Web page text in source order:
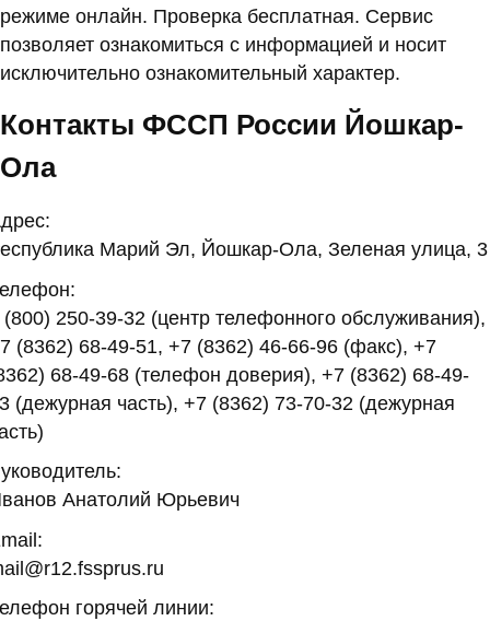
режиме онлайн. Проверка бесплатная. Сервис
позволяет ознакомиться с информацией и носит
исключительно ознакомительный характер.
Контакты ФССП России Йошкар-
Ола
Марий Эл, Йошкар-Ола, Зеленая улица, 3
(800) 250-39-32 (центр телефонного обслуживания),
(8362) 68-49-51, +7 (8362) 46-66-96 (факс), +7
68-49-68 (телефон доверия), +7 (8362) 68-49-
(дежурная часть), +7 (8362) 73-70-32 (дежурная
Анатолий Юрьевич
горячей линии: